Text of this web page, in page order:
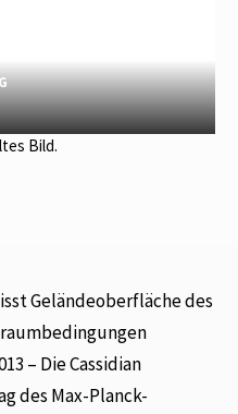
Bild.
Geländeoberfläche des
– Die Cassidian
des Max-Planck-